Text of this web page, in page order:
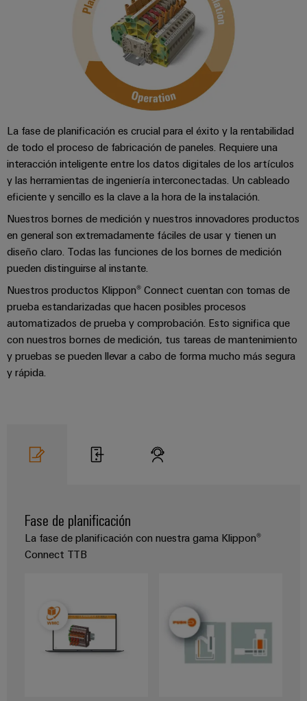
automatización
la
automatización
industrial
Oil
&
Gas
Garantizar
un
funcionamiento
seguro
con
soluciones
integradas
para
la
industria
modernas
movilidad
respetuosa
con
el
transporte
ferroviario
Transmisión
Industrial
remoto
Plataforma
Servicio
Industrial
easyConnect
Application
IoT
Centre
Workplace
&
Accesorios
Herramientas
Señalizadores
Industry
light
armario
de
distribución
La fase de planificación es crucial para el éxito y la rentabilidad
de todo el proceso de fabricación de paneles. Requiere una
interacción inteligente entre los datos digitales de los artículos
y las herramientas de ingeniería interconectadas. Un cableado
eficiente y sencillo es la clave a la hora de la instalación.
Nuestros bornes de medición y nuestros innovadores productos
en general son extremadamente fáciles de usar y tienen un
diseño claro. Todas las funciones de los bornes de medición
pueden distinguirse al instante.
Nuestros productos Klippon® Connect cuentan con tomas de
prueba estandarizadas que hacen posibles procesos
automatizados de prueba y comprobación. Esto significa que
con nuestros bornes de medición, tus tareas de mantenimiento
y pruebas se pueden llevar a cabo de forma mucho más segura
y rápida.
Fase de planificación
La fase de planificación con nuestra gama Klippon®
Connect TTB